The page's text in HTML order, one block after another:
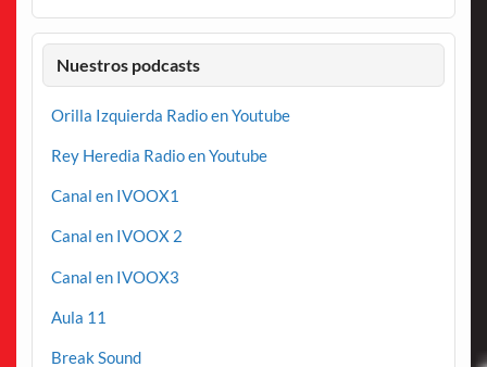
Nuestros podcasts
Orilla Izquierda Radio en Youtube
Rey Heredia Radio en Youtube
Canal en IVOOX1
Canal en IVOOX 2
Canal en IVOOX3
Aula 11
Break Sound